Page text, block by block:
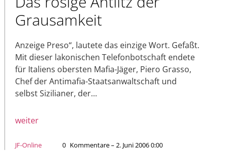
Grausamkeit
Anzeige Preso“, lautete das einzige Wort. Gefaßt.
Mit dieser lakonischen Telefonbotschaft endete
für Italiens obersten Mafia-Jäger, Piero Grasso,
Chef der Antimafia-Staatsanwaltschaft und
selbst Sizilianer, der…
weiter
JF-Online 0 Kommentare – 2. Juni 2006 0:00